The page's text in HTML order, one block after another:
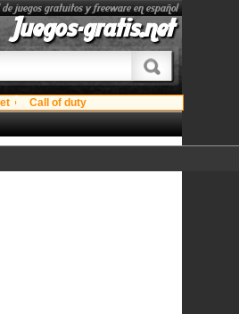
de juegos gratuitos y freeware en español
Juegos-gratis.net
Call of duty